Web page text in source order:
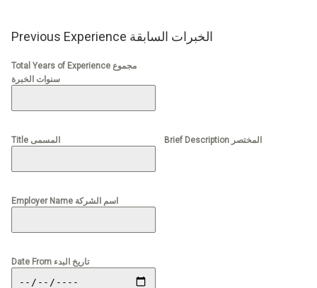
Previous Experience الخبرات السابقة
Total Years of Experience مجموع
سنوات الخبرة
Title المسمى
Employer Name اسم الشركة
Date From تاريخ البدء
Brief Description المختصر